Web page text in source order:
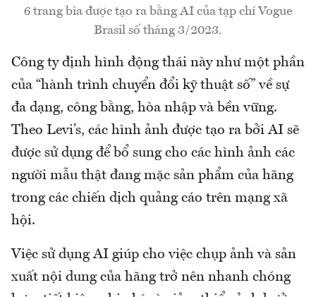
6 trang bìa được tạo ra bằng AI của tạp chí Vogue
Brasil số tháng 3/2023.
Công ty định hình động thái này như một phần
của “hành trình chuyển đổi kỹ thuật số” về sự
đa dạng, công bằng, hòa nhập và bền vững.
Theo Levi’s, các hình ảnh được tạo ra bởi AI sẽ
được sử dụng để bổ sung cho các hình ảnh các
người mẫu thật đang mặc sản phẩm của hãng
trong các chiến dịch quảng cáo trên mạng xã
hội.
Việc sử dụng AI giúp cho việc chụp ảnh và sản
xuất nội dung của hãng trở nên nhanh chóng